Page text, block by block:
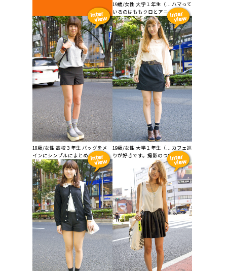
19歳/女性 大学１年生（... ハマって
いるのはももクロとアニメ。プ...
18歳/女性 高校３年生 バッグをメ
インにシンプルにまとめまし...
19歳/女性 大学１年生（... カフェ巡
りが好きです。撮影のついでに...